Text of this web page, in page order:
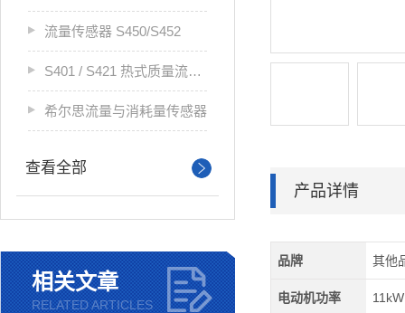
流量传感器 S450/S452
S401 / S421 热式质量流量传感器
希尔思流量与消耗量传感器
查看全部
相关文章
RELATED ARTICLES
产品详情
品牌 其他
电动机功率 11kW